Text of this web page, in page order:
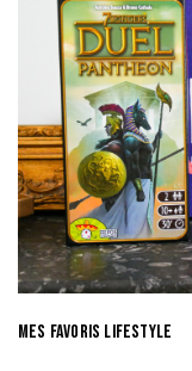
MES FAVORIS LIFESTYLE